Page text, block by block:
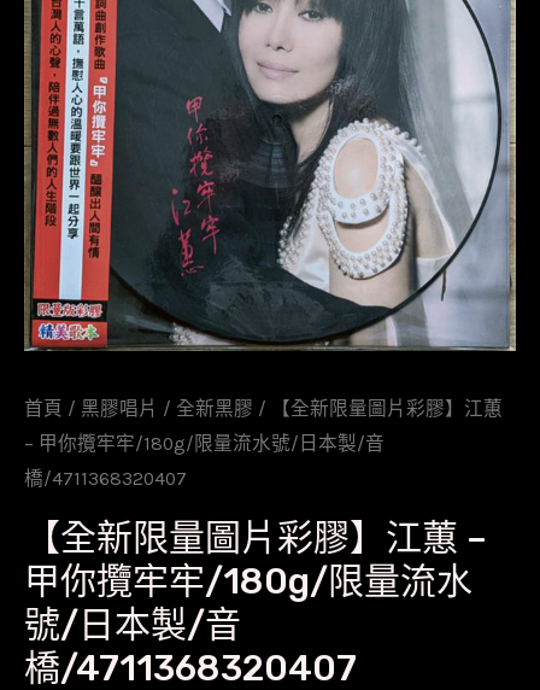
首頁 / 黑膠唱片 / 全新黑膠 / 【全新限量圖片彩膠】江蕙
– 甲你攬牢牢/180g/限量流水號/日本製/音
橋/4711368320407
【全新限量圖片彩膠】江蕙 –
甲你攬牢牢/180g/限量流水
號/日本製/音
橋/4711368320407